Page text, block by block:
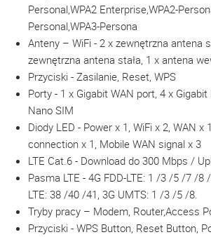
Personal,WPA2 Enterprise,WPA2-
Personal,WPA3-Persona
Anteny – WiFi - 2 x zewnętrzna antena
zewnętrzna antena stała, 1 x antena
Przyciski - Zasilanie, Reset, WPS
Porty - 1 x Gigabit WAN port, 4 x
Nano SIM
Diody LED - Power x 1, WiFi x 2, WAN x
connection x 1, Mobile WAN signal x 3
LTE Cat.6 - Download do 300 Mbps /
Pasma LTE - 4G FDD-LTE: 1 /3 /5 /7 /8
LTE: 38 /40 /41, 3G UMTS: 1 /3 /5 /8.
Tryby pracy – Modem, Router,Access
Przyciski - WPS Button, Reset Button,